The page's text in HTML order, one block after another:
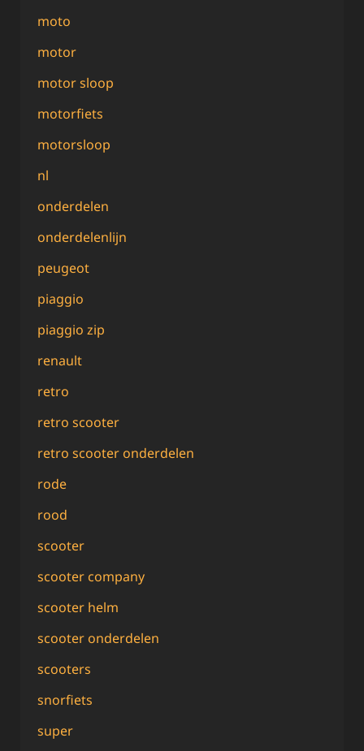
moto
motor
motor sloop
motorfiets
motorsloop
nl
onderdelen
onderdelenlijn
peugeot
piaggio
piaggio zip
renault
retro
retro scooter
retro scooter onderdelen
rode
rood
scooter
scooter company
scooter helm
scooter onderdelen
scooters
snorfiets
super